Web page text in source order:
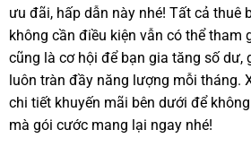
ưu đãi, hấp dẫn này nhé! Tất cả thuê
không cần điều kiện vẫn có thể tham
cũng là cơ hội để bạn gia tăng số dư,
luôn tràn đầy năng lượng mỗi tháng.
chi tiết khuyến mãi bên dưới để
mà gói cước mang lại ngay nhé!